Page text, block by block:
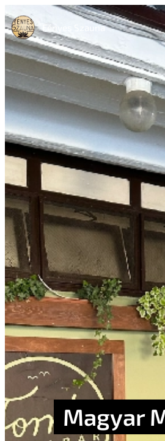
Fényes Szauna
Magyar